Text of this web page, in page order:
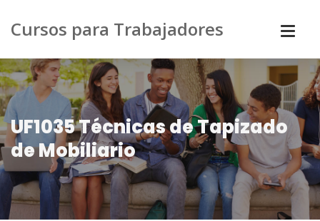
Cursos para Trabajadores
UF1035 Técnicas de Tapizado
de Mobiliario